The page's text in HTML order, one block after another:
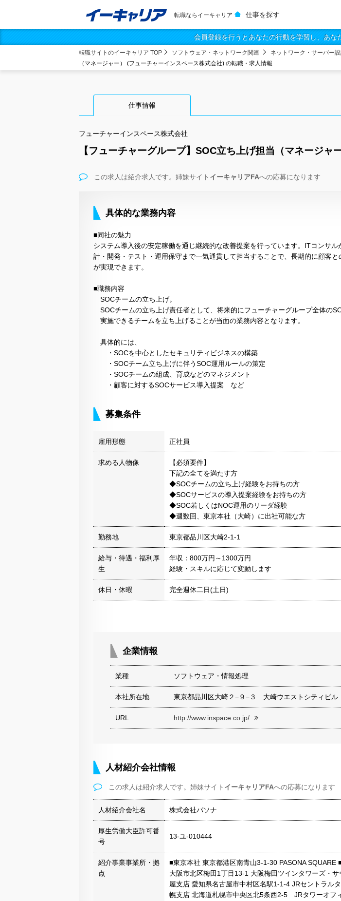
転職ならイーキャリア 仕事を探す
会員登録を行うとあなたの行動を学習し、あな
転職サイトのイーキャリア TOP ソフトウェア・ネットワーク関連 ネットワーク・サーバー
（マネージャー） (フューチャーインスペース株式会社) の転職・求人情報
仕事情報
フューチャーインスペース株式会社
【フューチャーグループ】SOC立ち上げ担当（マネージャー
この求人は紹介求人です。姉妹サイト イーキャリアFAへの応募になります
具体的な業務内容
■同社の魅力
システム導入後の安定稼働を通じ継続的な改善提案を行っています。ITコンサル
計・開発・テスト・運用保守まで一気通貫して担当することで、長期的に顧客
が実現できます。
■職務内容
SOCチームの立ち上げ。
SOCチームの立ち上げ責任者として、将来的にフューチャーグループ全体の
実施できるチームを立ち上げることが当面の業務内容となります。
具体的には、
・SOCを中心としたセキュリティビジネスの構築
・SOCチーム立ち上げに伴うSOC運用ルールの策定
・SOCチームの組成、育成などのマネジメント
・顧客に対するSOCサービス導入提案 など
募集条件
雇用形態 正社員
求める人物像
【必須要件】
下記の全てを満たす方
◆SOCチームの立ち上げ経験をお持ちの方
◆SOCサービスの導入提案経験をお持ちの方
◆SOC若しくはNOC運用のリーダ経験
◆週数回、東京本社（大崎）に出社可能な方
勤務地 東京都品川区大崎2-1-1
給与・待遇・福利厚
生
年収：800万円～1300万円
経験・スキルに応じて変動します
休日・休暇 完全週休二日(土日)
企業情報
業種 ソフトウェア・情報処理
本社所在地 東京都品川区大崎２−９−３ 大崎ウエストシティビル
URL http://www.inspace.co.jp/
人材紹介会社情報
この求人は紹介求人です。姉妹サイト イーキャリアFAへの応募になります
人材紹介会社名 株式会社パソナ
厚生労働大臣許可番
号
13-ユ-010444
紹介事業事業所・拠
点
■東京本社 東京都港区南青山3-1-30 PASONA SQUARE
大阪市北区梅田1丁目13-1 大阪梅田ツインタワーズ・
屋支店 愛知県名古屋市中村区名駅1-1-4 JRセントラル
幌支店 北海道札幌市中央区北5条西2-5 JRタワーオフ